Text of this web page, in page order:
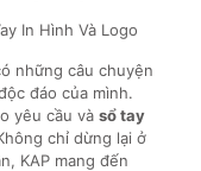
In Hình Và Logo
những câu chuyện
đáo của mình.
yêu cầu và sổ tay
chỉ dừng lại ở
KAP mang đến